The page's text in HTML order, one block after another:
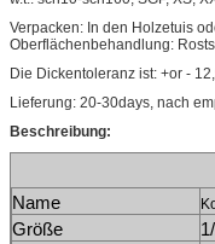
Verpacken: In den Holzetuis
Oberflächenbehandlung:
Die Dickentoleranz ist: +or -
Lieferung: 20-30days, nach
Beschreibung:
Name
Größe